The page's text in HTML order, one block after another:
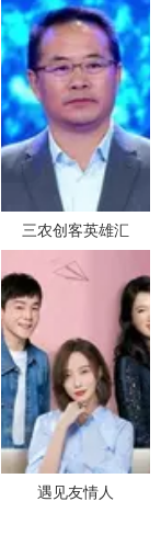
三农创客英雄汇
遇见友情人